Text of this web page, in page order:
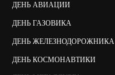
ДЕНЬ АВИАЦИИ
ДЕНЬ ГАЗОВИКА
ДЕНЬ ЖЕЛЕЗНОДОРОЖНИКА
ДЕНЬ КОСМОНАВТИКИ